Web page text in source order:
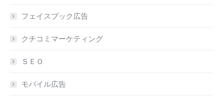
フェイスブック広告
クチコミマーケティング
ＳＥＯ
モバイル広告